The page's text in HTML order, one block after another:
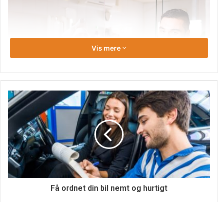
Se alt det lækre mad du kan vælge
imellem
Når du klikker sig ind på hjemmesiden, så kan du som sagt
finde et stort udvalg af forskelligt mad. På den måde kan
Vis mere
Få ordnet din bil nemt og hurtigt